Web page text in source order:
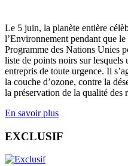
Le 5 juin, la planète entière
l’Environnement pendant que
Programme des Nations Unies
liste de points noirs sur
entrepris de toute urgence. Il
la couche d’ozone, contre la
la préservation de la qualité des
En savoir plus
EXCLUSIF